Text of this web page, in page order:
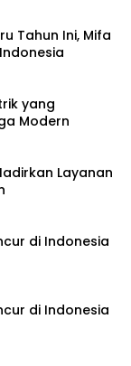
Tahun Ini, Mifa
yang
Modern
Layanan
di Indonesia
di Indonesia